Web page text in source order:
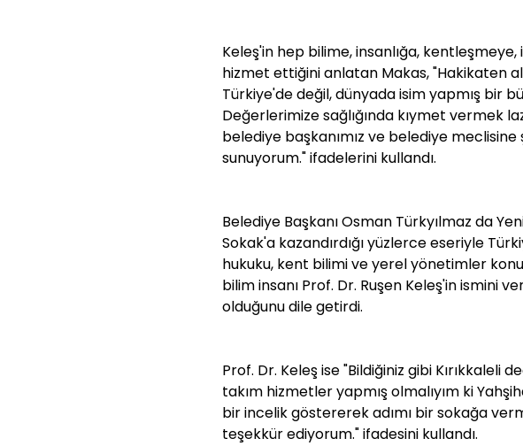
Keleş'in hep bilime, insanlığa, kentleşmeye,
hizmet ettiğini anlatan Makas, "Hakikaten
Türkiye'de değil, dünyada isim yapmış bir
Değerlerimize sağlığında kıymet vermek
belediye başkanımız ve belediye meclisine
sunuyorum." ifadelerini kullandı.
Belediye Başkanı Osman Türkyılmaz da
Sokak'a kazandırdığı yüzlerce eseriyle
hukuku, kent bilimi ve yerel yönetimler
bilim insanı Prof. Dr. Ruşen Keleş'in ismini
olduğunu dile getirdi.
Prof. Dr. Keleş ise "Bildiğiniz gibi Kırıkkaleli
takım hizmetler yapmış olmalıyım ki
bir incelik göstererek adımı bir sokağa
teşekkür ediyorum." ifadesini kullandı.